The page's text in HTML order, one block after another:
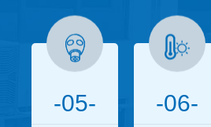
-05- -06-